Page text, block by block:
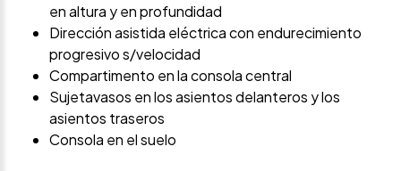
en altura y en profundidad
Dirección asistida eléctrica con endurecimiento
progresivo s/velocidad
Compartimento en la consola central
Sujetavasos en los asientos delanteros y los
asientos traseros
Consola en el suelo